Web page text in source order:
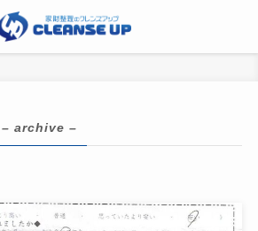
– archive –